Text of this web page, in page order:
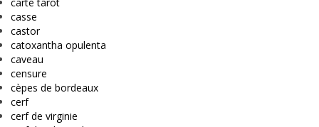
casse
castor
catoxantha opulenta
caveau
censure
cèpes de bordeaux
cerf
cerf de virginie